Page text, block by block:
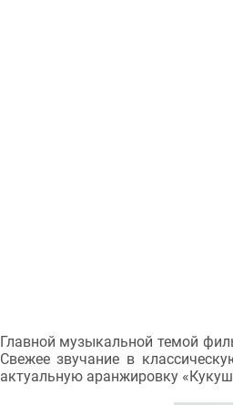
Главной музыкальной темой
Свежее звучание в
актуальную аранжировку